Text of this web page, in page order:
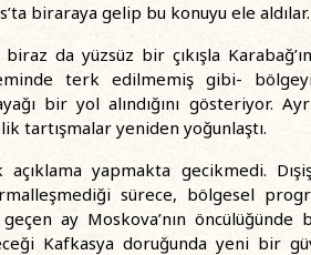
biraraya gelip bu konuyu ele aldılar.
da yüzsüz bir çıkışla
terk edilmemiş gibi- bölgeyi
bir yol alındığını gösteriyor.
tartışmalar yeniden yoğunlaştı.
yapmakta gecikmedi.
sürece, bölgesel
ay Moskova’nın öncülüğünde
Kafkasya doruğunda yeni bir